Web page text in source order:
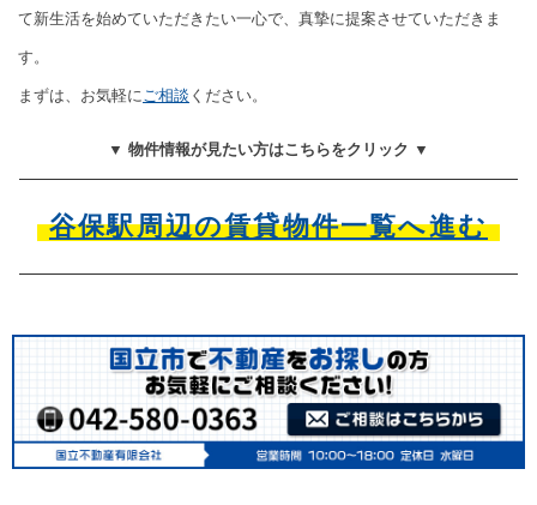
て新生活を始めていただきたい一心で、真摯に提案させていただきま
す。
まずは、お気軽に ご相談 ください。
▼ 物件情報が見たい方はこちらをクリック ▼
谷保駅周辺の賃貸物件一覧へ進む